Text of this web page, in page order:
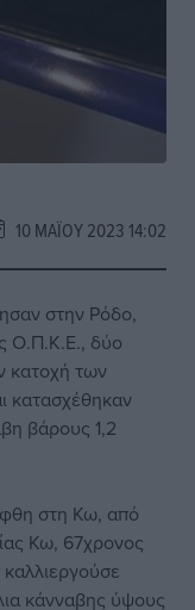
10 ΜΑΪ́ΟΥ 2023 14:02
στην Ρόδο,
Ο.Π.Κ.Ε., δύο
κατοχή των
κατασχέθηκαν
βάρους 1,2
στη Κω, από
Κω, 67χρονος
κάνναβης ύψους